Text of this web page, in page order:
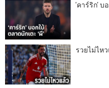
'คาร์ริก' บ
รวยไม่ไห